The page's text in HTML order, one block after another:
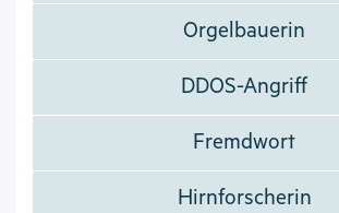
Orgelbauerin
DDOS-Angriff
Fremdwort
Hirnforscherin